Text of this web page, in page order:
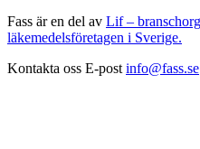
Fass är en del av Lif –
läkemedelsföretagen i Sverige.
Kontakta oss E-post info@fass.se